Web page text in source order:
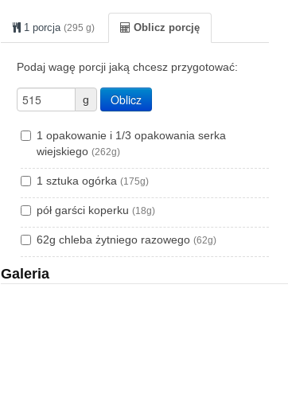
1 porcja (295 g) Oblicz porcję
Podaj wagę porcji jaką chcesz przygotować:
g Oblicz
1 opakowanie i 1/3 opakowania serka
wiejskiego (262g)
1 sztuka ogórka (175g)
pół garści koperku (18g)
62g chleba żytniego razowego (62g)
Galeria